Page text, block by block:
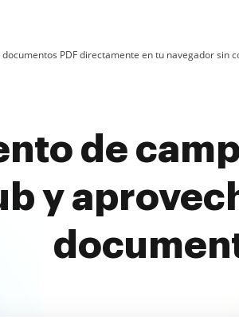
PDF directamente en tu navegador sin
de
y